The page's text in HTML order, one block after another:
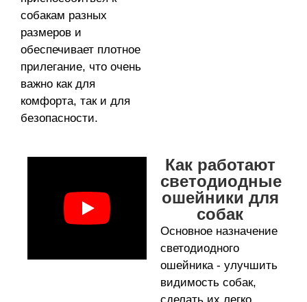
собакам разных
размеров и
обеспечивает плотное
прилегание, что очень
важно как для
комфорта, так и для
безопасности.
Как работают
светодиодные
ошейники для
собак
Основное назначение
светодиодного
ошейника - улучшить
видимость собак,